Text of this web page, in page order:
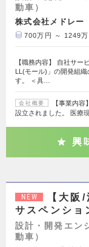
動車）
株式会社メドレー
700万円 ～ 1249万
【職務内容】 自社サー
LL(モール)」の開発組
す。 ＜具…
会社概要
【事業内
設立されました。 医療
興
NEW
【大阪
サスペンシ
設計・開発エン
動車）